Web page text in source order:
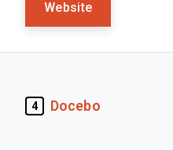
Website
4 Docebo